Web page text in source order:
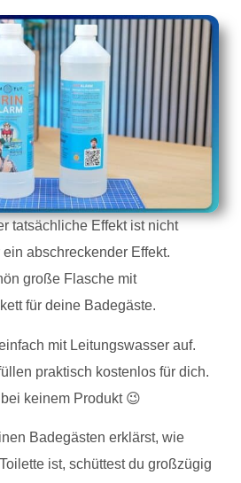
tatsächliche Effekt ist nicht
abschreckender Effekt.
große Flasche mit
für deine Badegäste.
mit Leitungswasser auf.
praktisch kostenlos für dich.
keinem Produkt 😉
Badegästen erklärst, wie
ist, schüttest du großzügig